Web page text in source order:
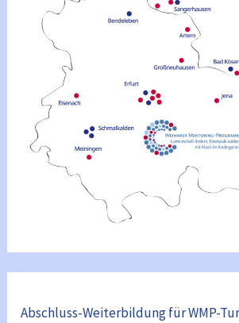
Abschluss-Weiterbildung für WMP-